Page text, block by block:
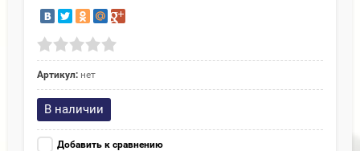
Артикул: нет
В наличии
Добавить к сравнению